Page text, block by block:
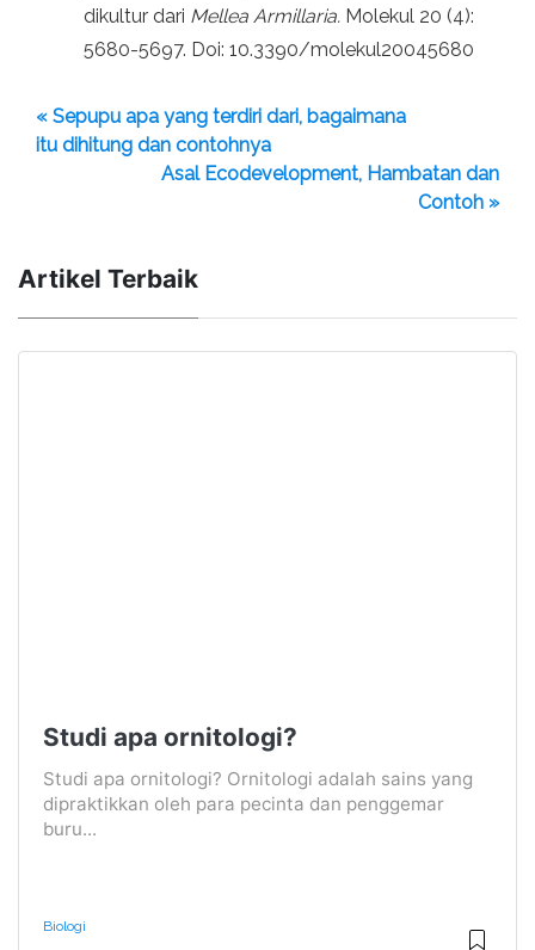
dikultur dari Mellea Armillaria. Molekul 20 (4):
5680-5697. Doi: 10.3390/molekul20045680
« Sepupu apa yang terdiri dari, bagaimana
itu dihitung dan contohnya
Asal Ecodevelopment, Hambatan dan
Contoh »
Artikel Terbaik
Studi apa ornitologi?
Studi apa ornitologi? Ornitologi adalah sains yang
dipraktikkan oleh para pecinta dan penggemar
buru...
Biologi